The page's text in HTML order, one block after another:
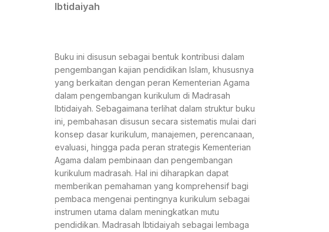
Ibtidaiyah
Buku ini disusun sebagai bentuk kontribusi dalam
pengembangan kajian pendidikan Islam, khususnya
yang berkaitan dengan peran Kementerian Agama
dalam pengembangan kurikulum di Madrasah
Ibtidaiyah. Sebagaimana terlihat dalam struktur buku
ini, pembahasan disusun secara sistematis mulai dari
konsep dasar kurikulum, manajemen, perencanaan,
evaluasi, hingga pada peran strategis Kementerian
Agama dalam pembinaan dan pengembangan
kurikulum madrasah. Hal ini diharapkan dapat
memberikan pemahaman yang komprehensif bagi
pembaca mengenai pentingnya kurikulum sebagai
instrumen utama dalam meningkatkan mutu
pendidikan. Madrasah Ibtidaiyah sebagai lembaga